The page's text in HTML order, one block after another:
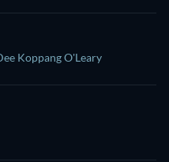
Koppang O'Leary